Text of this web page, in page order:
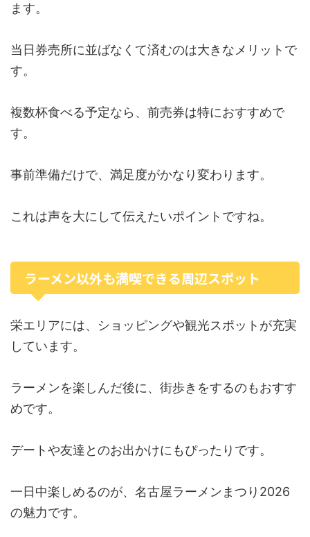
ます。
当日券売所に並ばなくて済むのは大きなメリットで
す。
複数杯食べる予定なら、前売券は特におすすめで
す。
事前準備だけで、満足度がかなり変わります。
これは声を大にして伝えたいポイントですね。
ラーメン以外も満喫できる周辺スポット
栄エリアには、ショッピングや観光スポットが充実
しています。
ラーメンを楽しんだ後に、街歩きをするのもおすす
めです。
デートや友達とのお出かけにもぴったりです。
一日中楽しめるのが、名古屋ラーメンまつり2026
の魅力です。